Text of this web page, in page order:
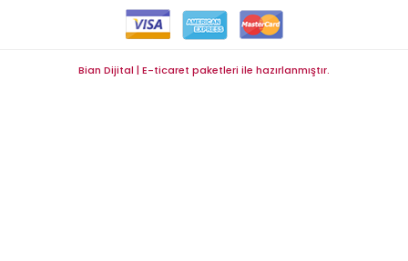
Bian Dijital | E-ticaret paketleri ile hazırlanmıştır.